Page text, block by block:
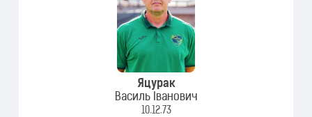
Яцурак
Василь Іванович
10.12.73